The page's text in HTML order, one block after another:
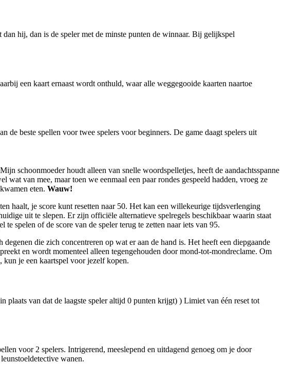
hij, dan is de speler met de minste punten de winnaar. Bij gelijkspel
een kaart ernaast wordt onthuld, waar alle weggegooide kaarten naartoe
de beste spellen voor twee spelers voor beginners. De game daagt spelers uit
schoonmoeder houdt alleen van snelle woordspelletjes, heeft de aandachtsspanne
van mee, maar toen we eenmaal een paar rondes gespeeld hadden, vroeg ze
eten. Wauw!
haalt, je score kunt resetten naar 50. Het kan een willekeurige tijdsverlenging
uit te slepen. Er zijn officiële alternatieve spelregels beschikbaar waarin staat
spelen of de score van de speler terug te zetten naar iets van 95.
die zich concentreren op wat er aan de hand is. Het heeft een diepgaande
en wordt momenteel alleen tegengehouden door mond-tot-mondreclame. Om
je een kaartspel voor jezelf kopen.
van dat de laagste speler altijd 0 punten krijgt) ) Limiet van één reset tot
voor 2 spelers. Intrigerend, meeslepend en uitdagend genoeg om je door
wanen.